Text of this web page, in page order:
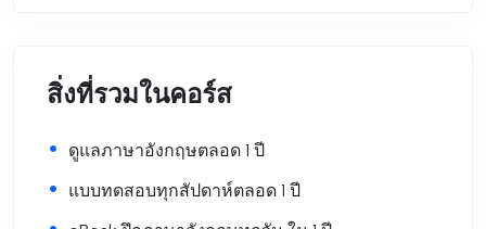
สิ่งที่รวมในคอร์ส
ดูแลภาษาอังกฤษตลอด 1 ปี
แบบทดสอบทุกสัปดาห์ตลอด 1 ปี